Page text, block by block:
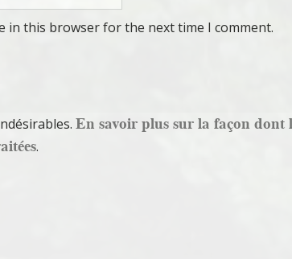
in this browser for the next time I comment.
En savoir plus sur la façon dont
.